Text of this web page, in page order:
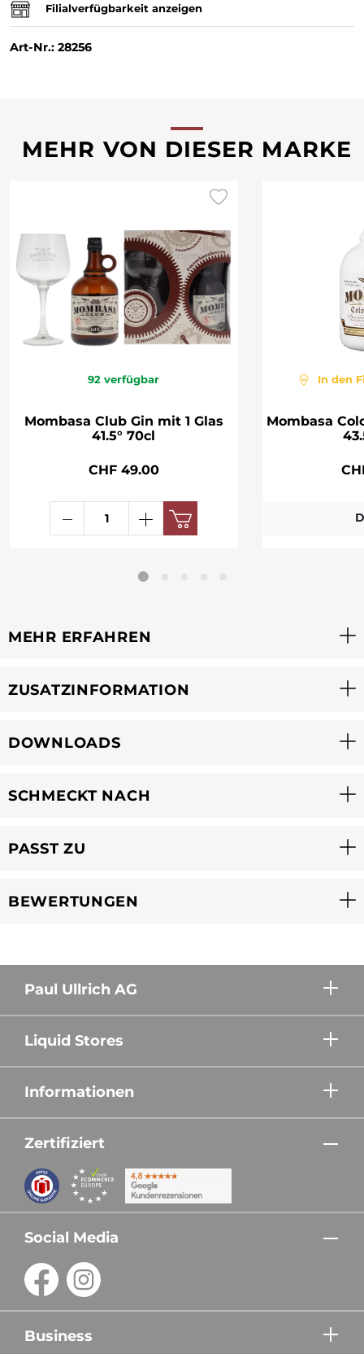
Filialverfügbarkeit anzeigen
Art-Nr.: 28256
MEHR VON DIESER MARKE
92 verfügbar
Mombasa Club Gin mit 1 Glas
41.5° 70cl
CHF 49.00
In den
Mombasa
MEHR ERFAHREN
ZUSATZINFORMATION
DOWNLOADS
SCHMECKT NACH
PASST ZU
BEWERTUNGEN
Paul Ullrich AG
Liquid Stores
Informationen
Zertifiziert
Social Media
Business